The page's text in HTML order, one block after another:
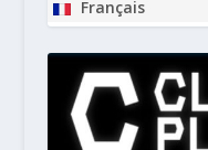
Français